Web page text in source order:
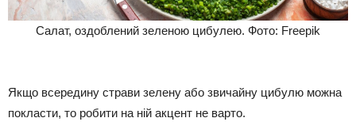
Салат, оздоблений зеленою цибулею. Фото: Freepik
Якщо всередину страви зелену або звичайну цибулю можна
покласти, то робити на ній акцент не варто.